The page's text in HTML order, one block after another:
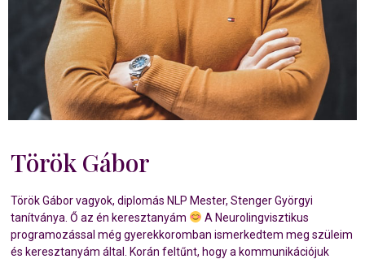
Török Gábor
Török Gábor vagyok, diplomás NLP Mester, Stenger Györgyi
tanítványa. Ő az én keresztanyám
A Neurolingvisztikus
programozással még gyerekkoromban ismerkedtem meg szüleim
és keresztanyám által. Korán feltűnt, hogy a kommunikációjuk